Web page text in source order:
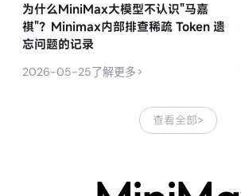
为什么MiniMax大模型不认识"马嘉
祺"？Minimax内部排查稀疏 Token 遗
忘问题的记录
2026-05-25了解更多 >
查看全部>